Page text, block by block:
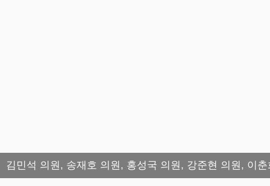
김민석 의원, 송재호 의원, 홍성국 의원, 강준현 의원, 이